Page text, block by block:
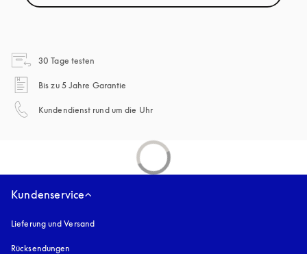
30 Tage testen
Bis zu 5 Jahre Garantie
Kundendienst rund um die Uhr
Kundenservice
Lieferung und Versand
Rücksendungen